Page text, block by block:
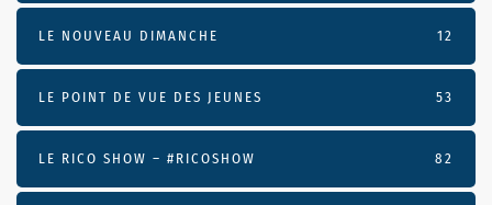
LE NOUVEAU DIMANCHE 12
LE POINT DE VUE DES JEUNES 53
LE RICO SHOW – #RICOSHOW 82